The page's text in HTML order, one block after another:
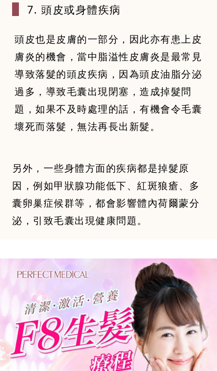
7. 頭皮或身體疾病
頭皮也是皮膚的一部分，因此亦有患上皮
膚炎的機會，當中脂溢性皮膚炎是最常見
導致落髮的頭皮疾病，因為頭皮油脂分泌
過多，導致毛囊出現閉塞，造成掉髮問
題，如果不及時處理的話，有機會令毛囊
壞死而落髮，無法再長出新髮。
另外，一些身體方面的疾病都是掉髮原
因，例如甲狀腺功能低下、紅斑狼瘡、多
囊卵巢症候群等，都會影響體內荷爾蒙分
泌，引致毛囊出現健康問題。